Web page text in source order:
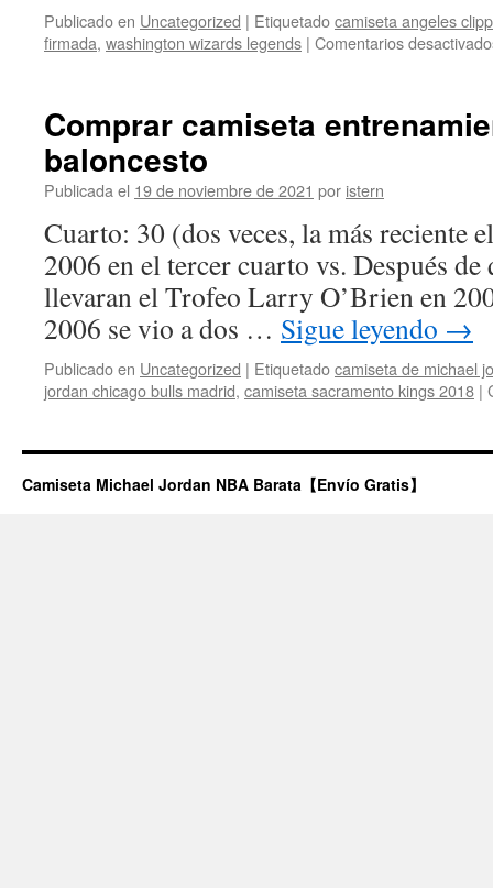
Publicado en Uncategorized | Etiquetadocamiseta angeles
firmada, washington wizards legends | Comentarios
Comprar camiseta
baloncesto
Publicada el 19 de noviembre de 2021 por istern
Cuarto: 30 (dos veces, la más reciente
2006 en el tercer cuarto vs. Después de
llevaran el Trofeo Larry O’Brien en
2006 se vio a dos … Sigue leyendo →
Publicado en Uncategorized | Etiquetadocamiseta de michael
jordan chicago bulls madrid, camiseta sacramento kings 2018 |
Camiseta Michael Jordan NBA Barata【Envío Gratis】